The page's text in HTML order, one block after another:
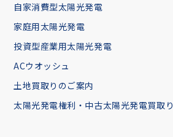
自家消費型太陽光発電
家庭用太陽光発電
投資型産業用太陽光発電
ACウオッシュ
土地買取りのご案内
太陽光発電権利・中古太陽光発電買取り